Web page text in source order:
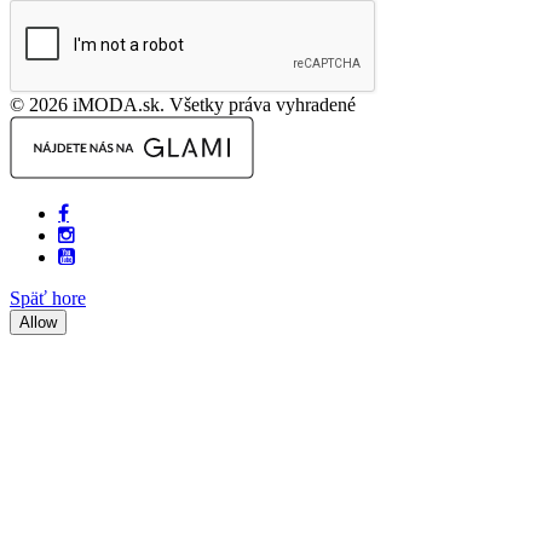
© 2026 iMODA.sk. Všetky práva vyhradené
Späť hore
Allow